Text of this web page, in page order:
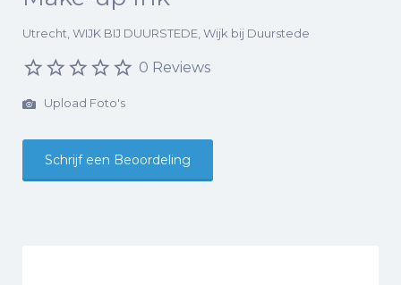
Utrecht, WIJK BIJ DUURSTEDE, Wijk bij Duurstede
0 Reviews
Upload Foto's
Schrijf een Beoordeling